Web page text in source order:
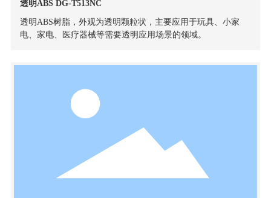
透明ABS DG-T513NC
透明ABS树脂，外观为透明颗粒状，主要应用于玩具、小家
电、家电、医疗器械等需要透明应用场景的领域。